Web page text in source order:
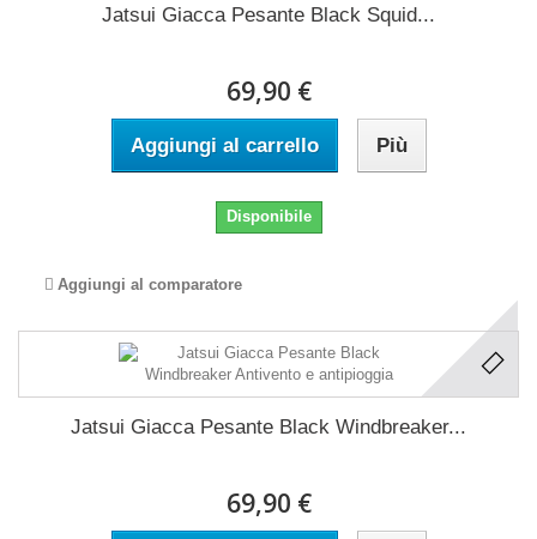
Jatsui Giacca Pesante Black Squid...
69,90 €
Aggiungi al carrello Più
Disponibile
Aggiungi al comparatore
Jatsui Giacca Pesante Black Windbreaker...
69,90 €